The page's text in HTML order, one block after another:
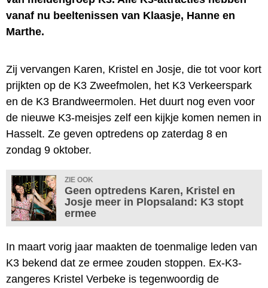
vanaf nu beeltenissen van Klaasje, Hanne en
Marthe.
Zij vervangen Karen, Kristel en Josje, die tot voor kort
prijkten op de K3 Zweefmolen, het K3 Verkeerspark
en de K3 Brandweermolen. Het duurt nog even voor
de nieuwe K3-meisjes zelf een kijkje komen nemen in
Hasselt. Ze geven optredens op zaterdag 8 en
zondag 9 oktober.
ZIE OOK
Geen optredens Karen, Kristel en
Josje meer in Plopsaland: K3 stopt
ermee
In maart vorig jaar maakten de toenmalige leden van
K3 bekend dat ze ermee zouden stoppen. Ex-K3-
zangeres Kristel Verbeke is tegenwoordig de